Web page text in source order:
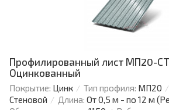
Профилированный лист МП20-
Оцинкованный
Покрытие: Цинк Тип профиля: МП20
Стеновой
Длина: От 0,5 м - по 12 м